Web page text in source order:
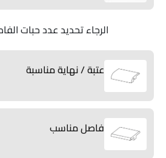
الرجاء تحديد عدد حبات
عتبة / نهاية مناسبة
فاصل مناسب